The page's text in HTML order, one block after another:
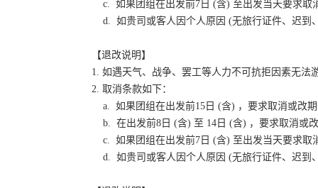
c. 如果团组在出发前7日 (含) 至出发当天要求取
d. 如贵司或客人因个人原因 (无旅行证件、迟到
【退改说明】
1. 如遇天气、战争、罢工等人力不可抗拒因素无
2. 取消条款如下：
a. 如果团组在出发前15日 (含) ，要求取消或改
b. 在出发前8日 (含) 至 14日 (含) ，要求取消或
c. 如果团组在出发前7日 (含) 至出发当天要求取
d. 如贵司或客人因个人原因 (无旅行证件、迟到